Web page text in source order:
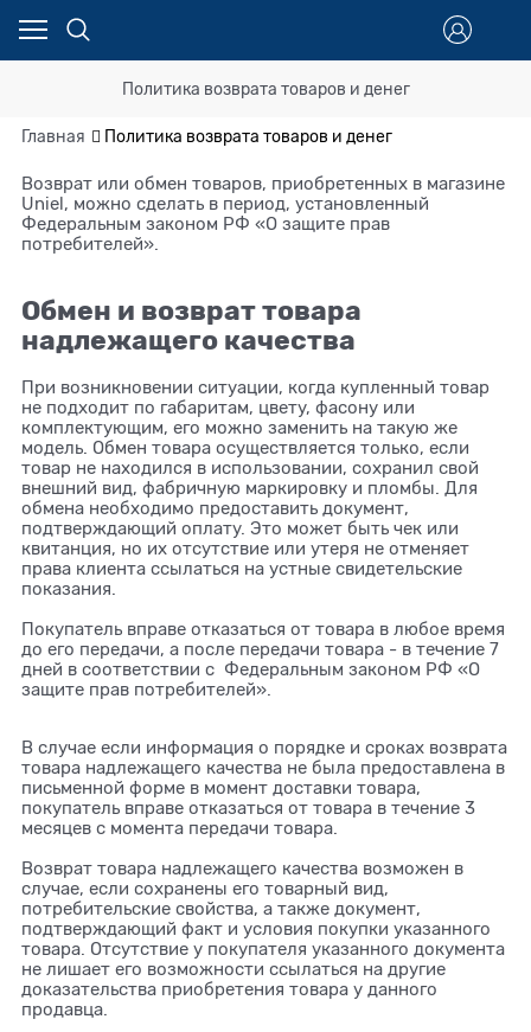
Политика возврата товаров и денег
Главная Политика возврата товаров и денег
Возврат или обмен товаров, приобретенных в магазине
Uniel, можно сделать в период, установленный
Федеральным законом РФ «О защите прав
потребителей».
Обмен и возврат товара
надлежащего качества
При возникновении ситуации, когда купленный товар
не подходит по габаритам, цвету, фасону или
комплектующим, его можно заменить на такую же
модель. Обмен товара осуществляется только, если
товар не находился в использовании, сохранил свой
внешний вид, фабричную маркировку и пломбы. Для
обмена необходимо предоставить документ,
подтверждающий оплату. Это может быть чек или
квитанция, но их отсутствие или утеря не отменяет
права клиента ссылаться на устные свидетельские
показания.
Покупатель вправе отказаться от товара в любое время
до его передачи, а после передачи товара - в течение 7
дней в соответствии с Федеральным законом РФ «О
защите прав потребителей».
В случае если информация о порядке и сроках возврата
товара надлежащего качества не была предоставлена в
письменной форме в момент доставки товара,
покупатель вправе отказаться от товара в течение 3
месяцев с момента передачи товара.
Возврат товара надлежащего качества возможен в
случае, если сохранены его товарный вид,
потребительские свойства, а также документ,
подтверждающий факт и условия покупки указанного
товара. Отсутствие у покупателя указанного документа
не лишает его возможности ссылаться на другие
доказательства приобретения товара у данного
продавца.